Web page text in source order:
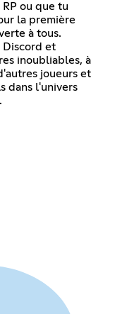
ou que tu
la première
à tous.
Discord et
inoubliables, à
joueurs et
dans l'univers